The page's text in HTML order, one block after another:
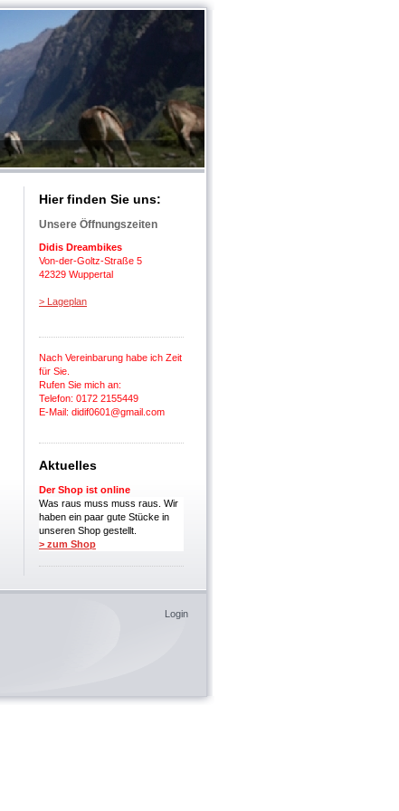
Hier finden Sie uns:
Unsere Öffnungszeiten
Didis Dreambikes
Von-der-Goltz-Straße 5
42329 Wuppertal
> Lageplan
Nach Vereinbarung habe ich Zeit
für Sie.
Rufen Sie mich an:
Telefon: 0172 2155449
E-Mail: didif0601@gmail.com
Aktuelles
Der Shop ist online
Was raus muss muss raus. Wir
haben ein paar gute Stücke in
unseren Shop gestellt.
> zum Shop
Login